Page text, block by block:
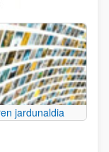
jardunaldia